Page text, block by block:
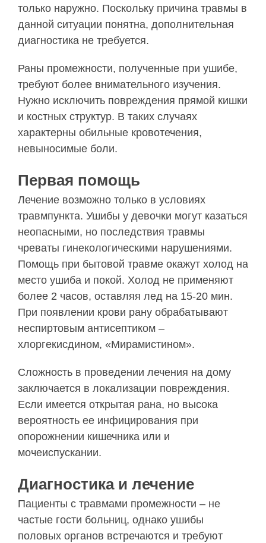
только наружно. Поскольку причина травмы в
данной ситуации понятна, дополнительная
диагностика не требуется.
Раны промежности, полученные при ушибе,
требуют более внимательного изучения.
Нужно исключить повреждения прямой кишки
и костных структур. В таких случаях
характерны обильные кровотечения,
невыносимые боли.
Первая помощь
Лечение возможно только в условиях
травмпункта. Ушибы у девочки могут казаться
неопасными, но последствия травмы
чреваты гинекологическими нарушениями.
Помощь при бытовой травме окажут холод на
место ушиба и покой. Холод не применяют
более 2 часов, оставляя лед на 15-20 мин.
При появлении крови рану обрабатывают
неспиртовым антисептиком –
хлоргекисдином, «Мирамистином».
Сложность в проведении лечения на дому
заключается в локализации повреждения.
Если имеется открытая рана, но высока
вероятность ее инфицирования при
опорожнении кишечника или и
мочеиспускании.
Диагностика и лечение
Пациенты с травмами промежности – не
частые гости больниц, однако ушибы
половых органов встречаются и требуют